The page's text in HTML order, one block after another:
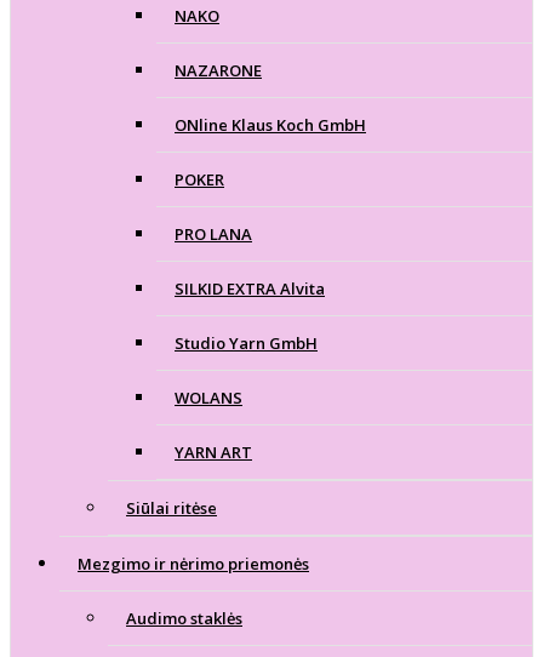
NAKO
NAZARONE
ONline Klaus Koch GmbH
POKER
PRO LANA
SILKID EXTRA Alvita
Studio Yarn GmbH
WOLANS
YARN ART
Siūlai ritėse
Mezgimo ir nėrimo priemonės
Audimo staklės